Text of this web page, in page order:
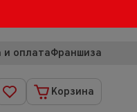
и оплатаФраншиза
Корзина